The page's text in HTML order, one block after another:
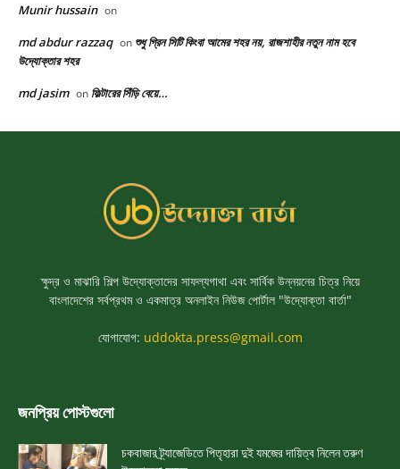
ক্ষুদ্র ও মাঝারি শিল্প উদ্যোক্তাদের সাফল্যগাথা এবং সার্বিক উন্নয়নের চিত্র নিয়ে
বাংলাদেশের সর্বপ্রথম ও একমাত্র অনলাইন নিউজ পোর্টাল "উদ্যোক্তা বার্তা"
যোগাযোগ: uddokta.press@gmail.com
জনপ্রিয় পোস্টগুলো
চকবাজার ট্র্যাজেডিতে পিতৃহারা দুই যমজের দায়িত্ব নিলেন তরুণ